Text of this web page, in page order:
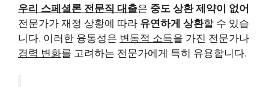
우리 스페셜론 전문직 대출은 중도 상환 제약이 없어
전문가가 재정 상황에 따라 유연하게 상환할 수 있습
니다. 이러한 융통성은 변동적 소득을 가진 전문가나
경력 변화를 고려하는 전문가에게 특히 유용합니다.